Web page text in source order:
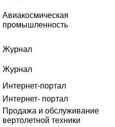
Авиакосмическая
промышленность
Журнал
Журнал
Интернет-портал
Интернет- портал
Продажа и обслуживание
вертолетной техники